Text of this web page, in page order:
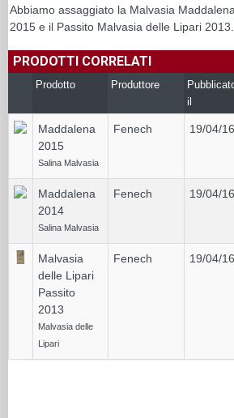
Abbiamo assaggiato la Malvasia
2015 e il Passito Malvasia delle Lipari 2013.
PRODOTTI CORRELATI
Prodotto Produttore
il
Maddalena
2015
Salina Malvasia
Fenech 19/04/16
Maddalena
2014
Salina Malvasia
Fenech 19/04/16
Malvasia
delle Lipari
Passito
2013
Malvasia delle
Lipari
Fenech 19/04/16